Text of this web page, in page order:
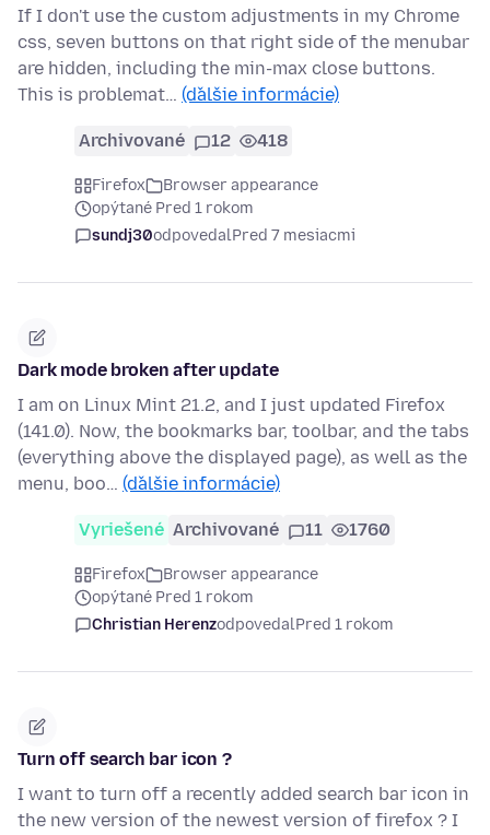
If I don't use the custom adjustments in my Chrome
css, seven buttons on that right side of the menubar
are hidden, including the min-max close buttons.
This is problemat… (ďalšie informácie)
Archivované 12 418
Firefox
Browser appearance
opýtané Pred 1 rokom
sundj30odpovedalPred 7 mesiacmi
Dark mode broken after update
I am on Linux Mint 21.2, and I just updated Firefox
(141.0). Now, the bookmarks bar, toolbar, and the tabs
(everything above the displayed page), as well as the
menu, boo… (ďalšie informácie)
Vyriešené Archivované 11 1760
Firefox
Browser appearance
opýtané Pred 1 rokom
Christian HerenzodpovedalPred 1 rokom
Turn off search bar icon ?
I want to turn off a recently added search bar icon in
the new version of the newest version of firefox ? I